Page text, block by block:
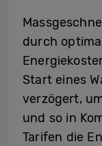
durch
Start eines
verzögert,
und so in
Tarifen die